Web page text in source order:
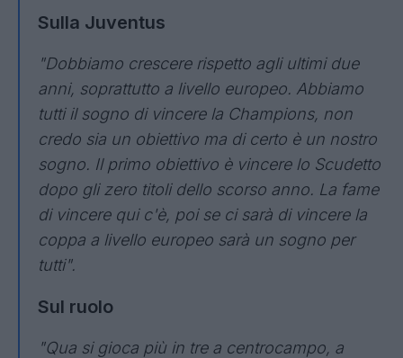
Sulla Juventus
"Dobbiamo crescere rispetto agli ultimi due
anni, soprattutto a livello europeo. Abbiamo
tutti il sogno di vincere la Champions, non
credo sia un obiettivo ma di certo è un nostro
sogno. Il primo obiettivo è vincere lo Scudetto
dopo gli zero titoli dello scorso anno. La fame
di vincere qui c'è, poi se ci sarà di vincere la
coppa a livello europeo sarà un sogno per
tutti".
Sul ruolo
"Qua si gioca più in tre a centrocampo, a